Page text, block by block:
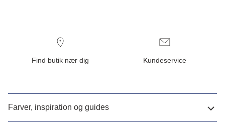
Find butik nær dig Kundeservice
Farver, inspiration og guides